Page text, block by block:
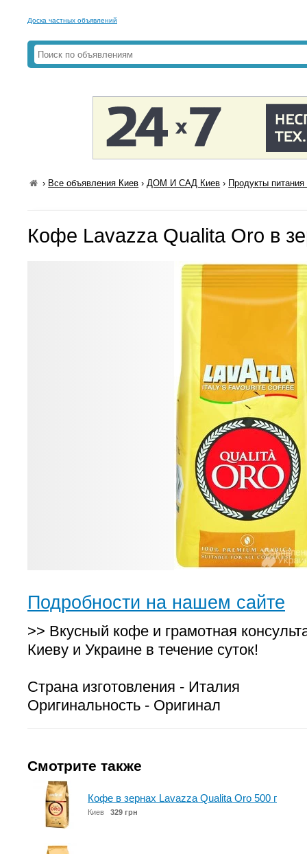
Доска частных объявлений
› Все объявления Киев ›ДОМ И САД Киев › Продукты
Кофе Lavazza Qualita Oro в
Подробности на нашем сайте
>> Вкусный кофе и грамотная
Киеву и Украине в течение суток!
Страна изготовления - Италия
Оригинальность - Оригинал
Смотрите также
Кофе в зернах Lavazza Qualita Oro 500 г
Киев 329 грн